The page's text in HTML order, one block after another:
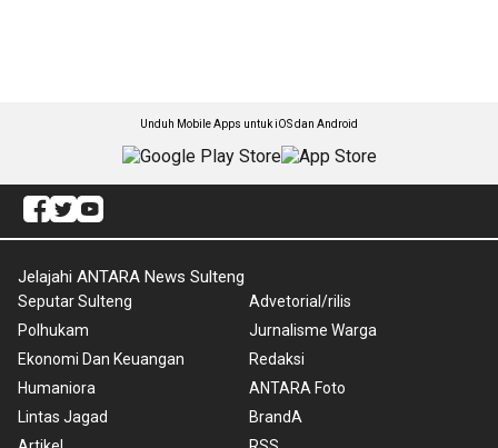
Unduh Mobile Apps untuk iOS dan Android
Jelajahi ANTARA News Sulteng
Seputar Sulteng
Polhukam
Ekonomi Dan Keuangan
Humaniora
Lintas Jagad
Advetorial/rilis
Jurnalisme Warga
Redaksi
ANTARA Foto
BrandA